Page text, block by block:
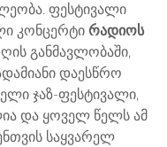
ფესტივალი
კონცერტი რადიოს
განმავლობაში,
დაესწრო
ჯაზ-ფესტივალი,
და ყოველ წელს ამ
საყვარელ